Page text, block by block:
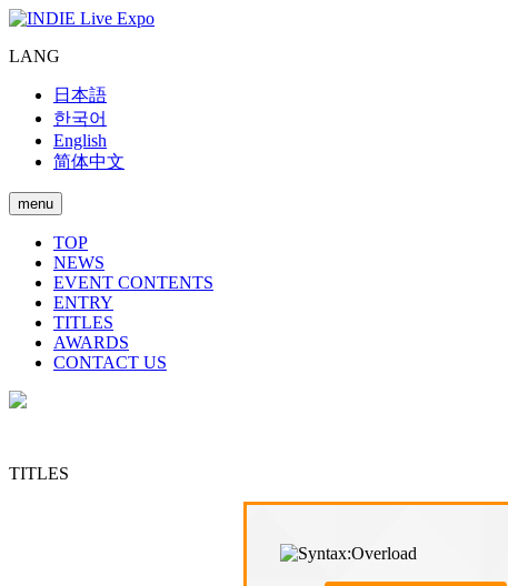
LANG
日本語
한국어
English
简体中文
menu
TOP
NEWS
EVENT CONTENTS
ENTRY
TITLES
AWARDS
CONTACT US
TITLES